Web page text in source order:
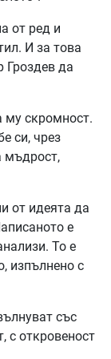
от ред и
И за това
Гроздев да
му скромност.
си, чрез
мъдрост,
от идеята да
е
То е
изпълнено с
със
с откровеност